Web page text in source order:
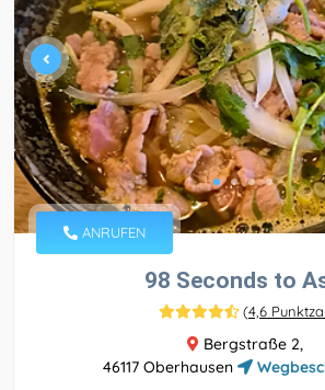
ANRUFEN
98 Seconds to
(4,6
Bergstraße 2,
46117 Oberhausen